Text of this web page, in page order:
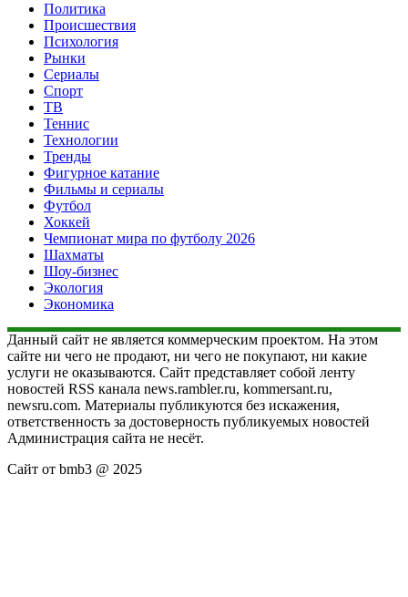
Политика
Происшествия
Психология
Рынки
Сериалы
Спорт
ТВ
Теннис
Технологии
Тренды
Фигурное катание
Фильмы и сериалы
Футбол
Хоккей
Чемпионат мира по футболу 2026
Шахматы
Шоу-бизнес
Экология
Экономика
Данный сайт не является коммерческим проектом. На этом
сайте ни чего не продают, ни чего не покупают, ни какие
услуги не оказываются. Сайт представляет собой ленту
новостей RSS канала news.rambler.ru, kommersant.ru,
newsru.com. Материалы публикуются без искажения,
ответственность за достоверность публикуемых новостей
Администрация сайта не несёт.
Сайт от bmb3 @ 2025